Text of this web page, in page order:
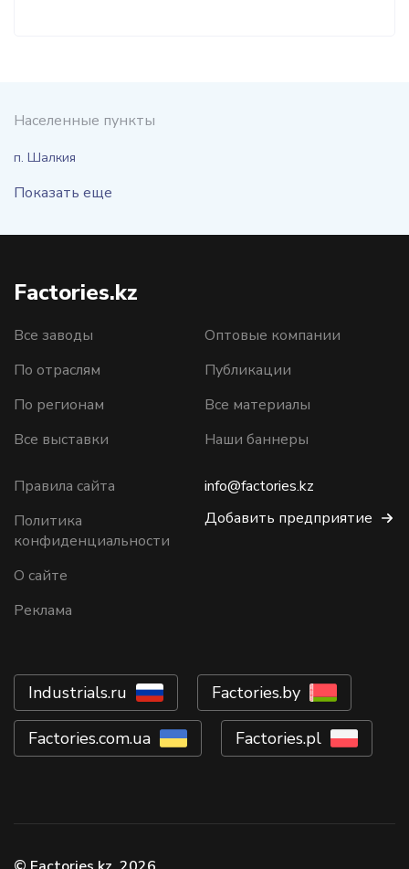
Населенные пункты
п. Шалкия
Показать еще
Factories.kz
Все заводы
По отраслям
По регионам
Все выставки
Оптовые компании
Публикации
Все материалы
Наши баннеры
Правила сайта
Политика
конфиденциальности
О сайте
Реклама
info@factories.kz
Добавить предприятие
Industrials.ru Factories.by
Factories.com.ua Factories.pl